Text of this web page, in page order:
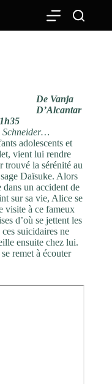
De Vanja
D’Alcantar
Schneider…
adolescents et
vient lui rendre
trouvé la sérénité au
Daïsuke. Alors
dans un accident de
sur sa vie, Alice se
visite à ce fameux
d’où se jettent les
suicidaires ne
ensuite chez lui.
remet à écouter